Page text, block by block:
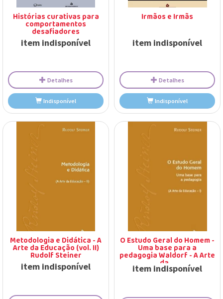
Histórias curativas para
comportamentos
desafiadores
item indisponível
Irmãos e Irmãs
item indisponível
Metodologia e Didática - A
Arte da Educação (vol. II)
Rudolf Steiner
item indisponível
O Estudo Geral do Homem -
Uma base para a
pedagogia Waldorf - A Arte
da...
item indisponível